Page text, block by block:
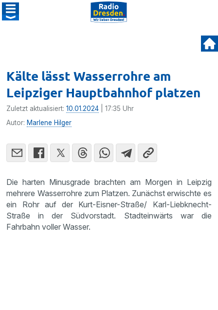
Kälte lässt Wasserrohre am
Leipziger Hauptbahnhof platzen
Zuletzt aktualisiert:10.01.2024 | 17:35 Uhr
Autor: Marlene Hilger
Die harten Minusgrade brachten am Morgen in Leipzig
mehrere Wasserrohre zum Platzen. Zunächst erwischte es
ein Rohr auf der Kurt-Eisner-Straße/ Karl-Liebknecht-
Straße in der Südvorstadt. Stadteinwärts war die
Fahrbahn voller Wasser.